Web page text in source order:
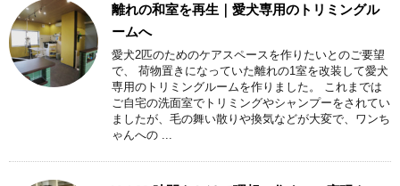
離れの和室を再生｜愛犬専用のトリミングル
ームへ
愛犬2匹のためのケアスペースを作りたいとのご要望
で、 荷物置きになっていた離れの1室を改装して愛犬
専用のトリミングルームを作りました。 これまでは
ご自宅の洗面室でトリミングやシャンプーをされてい
ましたが、毛の舞い散りや換気などが大変で、ワンち
ゃんへの ...